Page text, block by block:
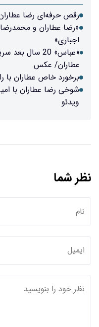
در پشت‌صحنه یک فیلم‌/
گلزار» در پشت‌صحنۀ
بعد سریال متهم گریخت در کنار
رامبد جوان/ ویدئو
امیرحسین قیاسی در جشن